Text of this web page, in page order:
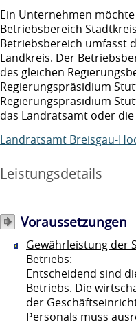
Ein Unternehmen
Betriebsbereich
Betriebsbereich umfasst
Landkreis. Der
des gleichen
Regierungspräsidium
Regierungspräsidium
das Landratsamt oder
Landratsamt Breisgau-
Leistungsdetails
Voraussetzungen
Gewährleistung der
Betriebs:
Entscheidend sind
Betriebs. Die
der
Personals muss